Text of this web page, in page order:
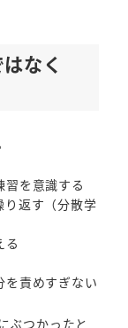
なく
習を意識する
り返す（分散学
る
を責めすぎない
ぶつかったと